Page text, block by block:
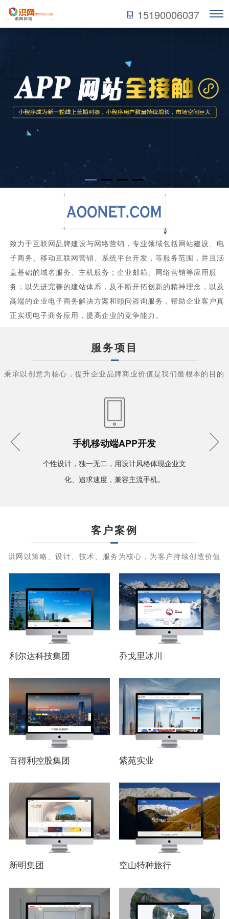
15190006037
致力于互联网品牌建设与网络营销，专业领域包括网站建设、电
子商务、移动互联网营销、系统平台开发，等服务范围，并且涵
盖基础的域名服务、主机服务；企业邮箱、网络营销等应用服
务；以先进完善的建站体系，及不断开拓创新的精神理念，以及
高端的企业电子商务解决方案和顾问咨询服务，帮助企业客户真
正实现电子商务应用，提高企业的竞争能力。
服务项目
秉承以创意为核心，提升企业品牌商业价值是我们最根本的目的
手机移动端APP开发
个性设计，独一无二，用设计风格体现企业文
化、追求速度，兼容主流手机。
客户案例
洪网以策略、设计、技术、服务为核心，为客户持续创造价值
利尔达科技集团 乔戈里冰川
百得利控股集团 紫苑实业
新明集团 空山特种旅行